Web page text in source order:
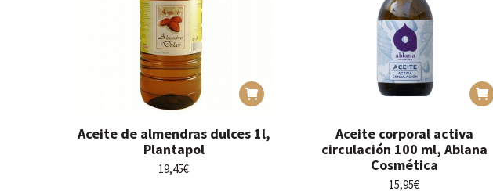
Aceite de almendras dulces 1l,
Plantapol
19,45€
Aceite corporal activa
circulación 100 ml, Ablana
Cosmética
15,95€